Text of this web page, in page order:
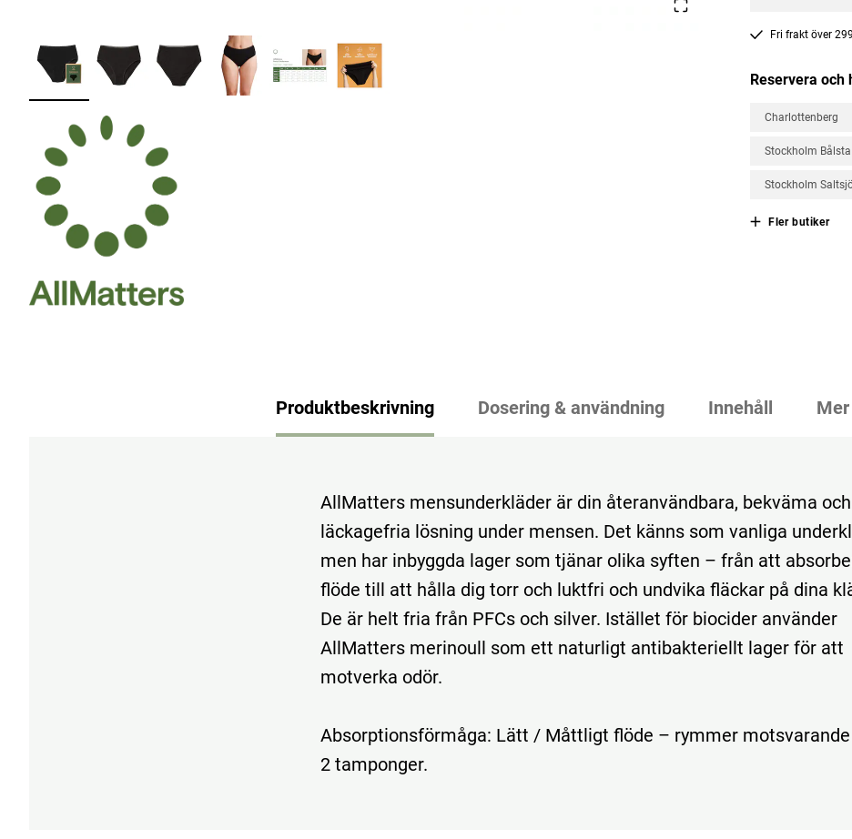
Fri frakt över
Reservera och
Charlottenberg
Stockholm Bålsta
Stockholm
Fler butiker
Produktbeskrivning Dosering & användning Innehåll
AllMatters mensunderkläder är din återanvändbara, bekväma och
läckagefria lösning under mensen. Det känns som vanliga
men har inbyggda lager som tjänar olika syften – från att
flöde till att hålla dig torr och luktfri och undvika fläckar på dina
De är helt fria från PFCs och silver. Istället för biocider använder
AllMatters merinoull som ett naturligt antibakteriellt lager för att
motverka odör.
Absorptionsförmåga: Lätt / Måttligt flöde – rymmer motsvarande
2 tamponger.